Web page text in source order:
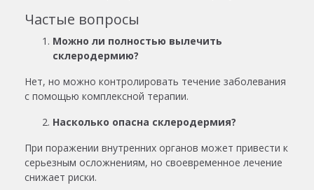
Частые вопросы
Можно ли полностью вылечить
склеродермию?
Нет, но можно контролировать течение заболевания
с помощью комплексной терапии.
Насколько опасна склеродермия?
При поражении внутренних органов может привести к
серьезным осложнениям, но своевременное лечение
снижает риски.